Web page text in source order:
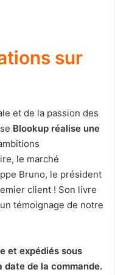
sur
et de la passion des
Blookup réalise une
le marché
Bruno, le président
client ! Son livre
témoignage de notre
et expédiés sous
date de la commande.